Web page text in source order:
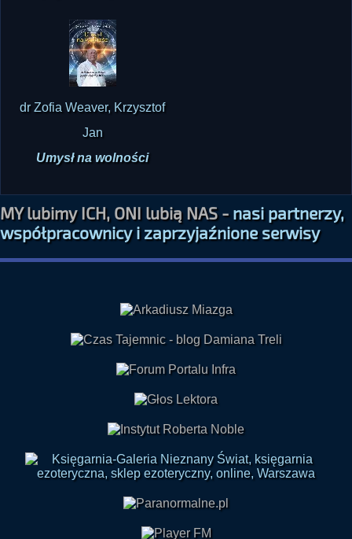
dr Zofia Weaver, Krzysztof
Jan
Umysł na wolności
MY lubimy ICH, ONI lubią NAS -nasi partnerzy,
współpracownicy i zaprzyjaźnione serwisy